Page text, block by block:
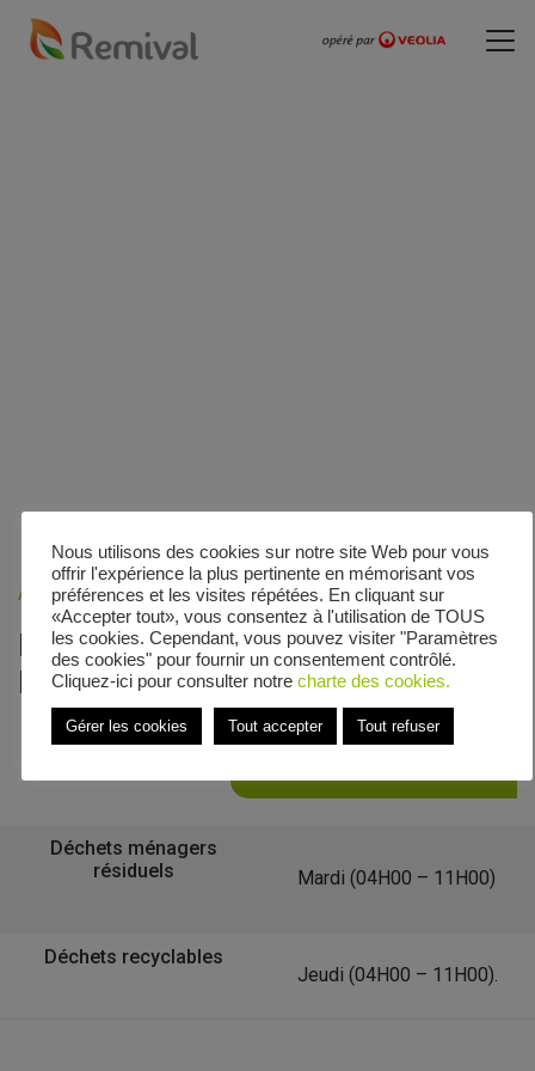
Accueil»Veolia - Zones de collecte»Rue de Flandre
Le calendrier de collecte de Rue de
Flandre
Déchets ménagers
résiduels
Mardi (04H00 – 11H00)
Déchets recyclables
Jeudi (04H00 – 11H00).
Nous utilisons des cookies sur notre site Web pour vous
offrir l'expérience la plus pertinente en mémorisant vos
préférences et les visites répétées. En cliquant sur
«Accepter tout», vous consentez à l'utilisation de TOUS
les cookies. Cependant, vous pouvez visiter "Paramètres
des cookies" pour fournir un consentement contrôlé.
Cliquez-ici pour consulter notre charte des cookies.
Gérer les cookies Tout accepter Tout refuser